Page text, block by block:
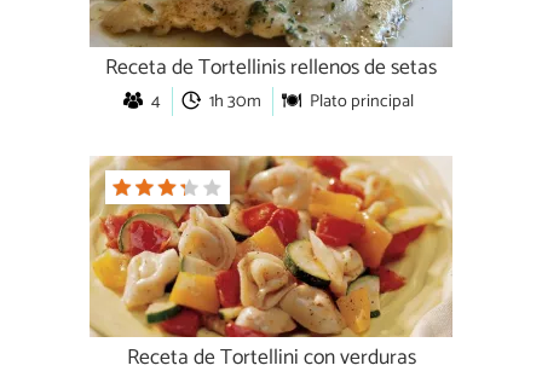
Receta de Tortellinis rellenos de setas
4 1h 30m Plato principal
Receta de Tortellini con verduras